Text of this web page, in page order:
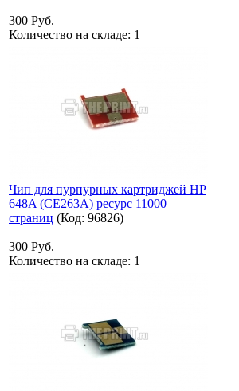
300 Руб.
Количество на складе: 1
Чип для пурпурных картриджей HP
648A (CE263A) ресурс 11000
страниц (Код: 96826)
300 Руб.
Количество на складе: 1